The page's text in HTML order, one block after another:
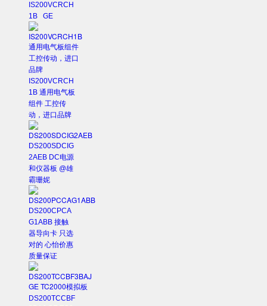
IS200VCRCH
1B GE
IS200VCRCH
1B 通用电气板
组件 工控传
动，进口品牌
DS200SDCIG
2AEB DC电源
和仪器板 @雄
霸珊妮
DS200CPCA
G1ABB 接触
器导向卡 只选
对的 心怡价惠
质量保证
DS200TCCBF